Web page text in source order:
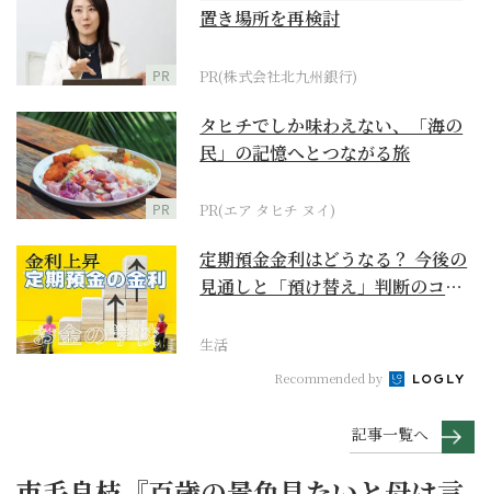
PR
置き場所を再検討
PR(株式会社北九州銀行)
PR
タヒチでしか味わえない、「海の
民」の記憶へとつながる旅
PR(エア タヒチ ヌイ)
定期預金金利はどうなる？ 今後の
見通しと「預け替え」判断のコツ
生活
Recommended by
記事一覧へ